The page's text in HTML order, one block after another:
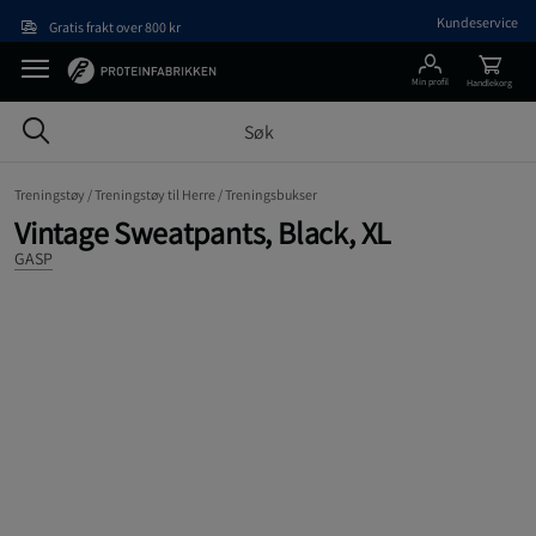
Gratis frakt over 800 kr Kundeservice
Min profil Handlekorg
Treningstøy /Treningstøy til Herre /Treningsbukser
Vintage Sweatpants, Black, XL
GASP